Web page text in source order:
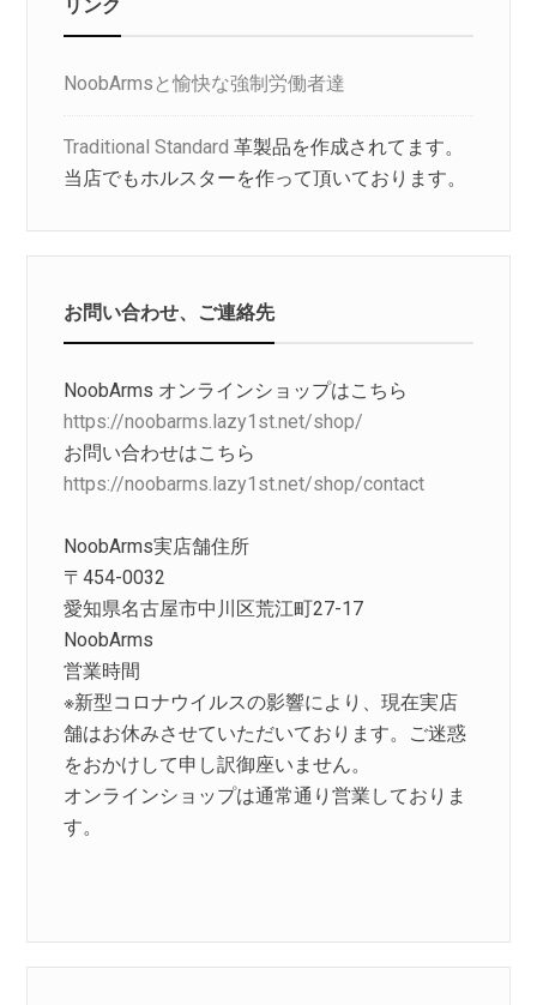
NoobArmsと愉快な強制労働者達
Traditional Standard 革製品を作成されてます。
当店でもホルスターを作って頂いております。
お問い合わせ、ご連絡先
NoobArms オンラインショップはこちら
https://noobarms.lazy1st.net/shop/
お問い合わせはこちら
https://noobarms.lazy1st.net/shop/contact
NoobArms実店舗住所
〒454-0032
愛知県名古屋市中川区荒江町27-17
NoobArms
営業時間
※新型コロナウイルスの影響により、現在実店
舗はお休みさせていただいております。ご迷惑
をおかけして申し訳御座いません。
オンラインショップは通常通り営業しておりま
す。